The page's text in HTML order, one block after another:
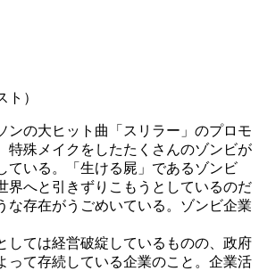
ト）
の大ヒット曲「スリラー」のプロモ
特殊メイクをしたたくさんのゾンビが
ている。「生ける屍」であるゾンビ
界へと引きずりこもうとしているのだ
な存在がうごめいている。ゾンビ企業
ては経営破綻しているものの、政府
って存続している企業のこと。企業活